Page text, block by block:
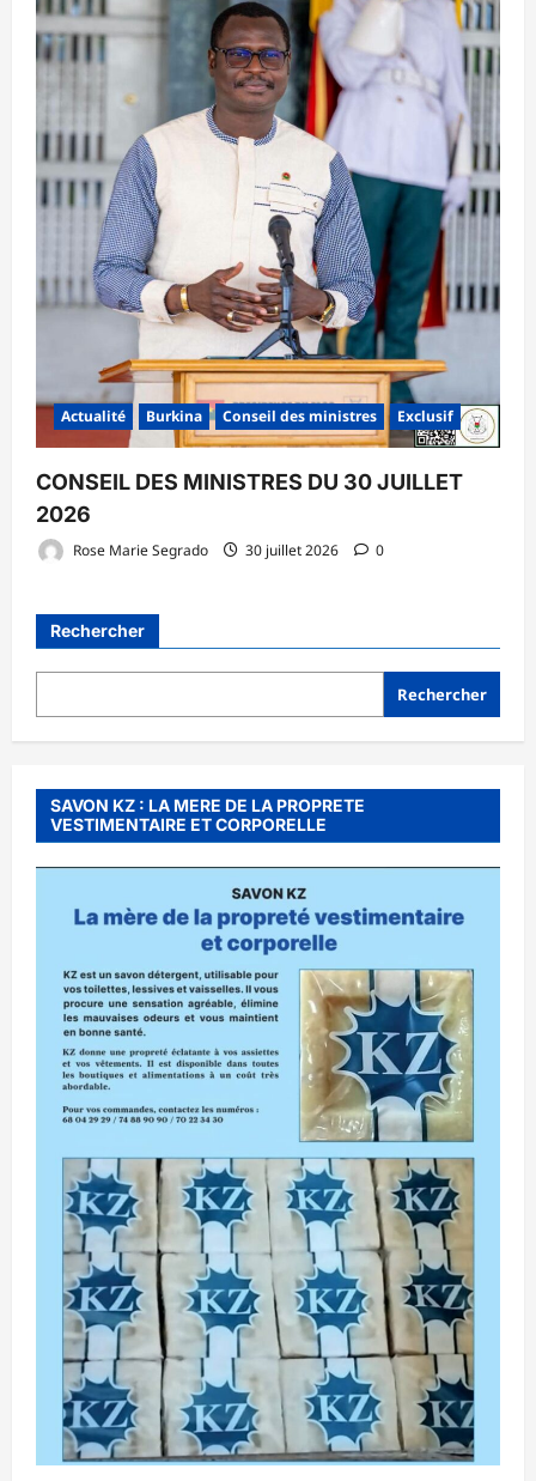
Actualité Burkina Conseil des ministres Exclusif
CONSEIL DES MINISTRES DU 30 JUILLET
2026
Rose Marie Segrado 30 juillet 2026 0
Rechercher
Rechercher
SAVON KZ : LA MERE DE LA PROPRETE
VESTIMENTAIRE ET CORPORELLE